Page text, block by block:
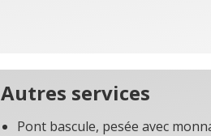
Autres services
Pont bascule, pesée avec